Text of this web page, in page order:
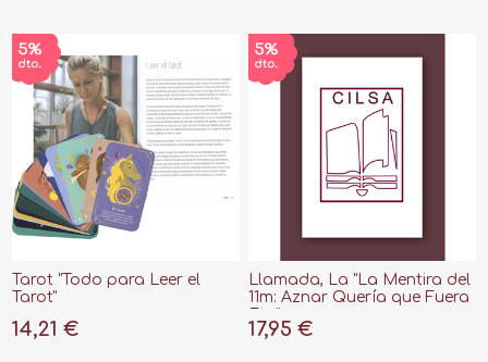
Tarot "Todo para Leer el
Tarot"
14,21 €
Llamada, La "La Mentira del
11m: Aznar Quería que Fuera
17,95 €